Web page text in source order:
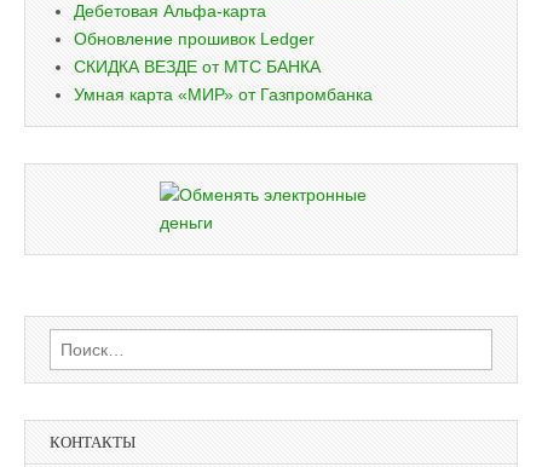
Дебетовая Альфа-карта
Обновление прошивок Ledger
СКИДКА ВЕЗДЕ от МТС БАНКА
Умная карта «МИР» от Газпромбанка
Найти:
КОНТАКТЫ